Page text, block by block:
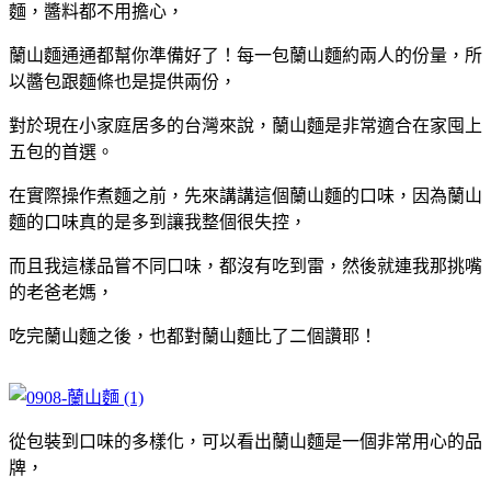
麵，醬料都不用擔心，
蘭山麵通通都幫你準備好了！每一包蘭山麵約兩人的份量，所
以醬包跟麵條也是提供兩份，
對於現在小家庭居多的台灣來說，蘭山麵是非常適合在家囤上
五包的首選。
在實際操作煮麵之前，先來講講這個蘭山麵的口味，因為蘭山
麵的口味真的是多到讓我整個很失控，
而且我這樣品嘗不同口味，都沒有吃到雷，然後就連我那挑嘴
的老爸老媽，
吃完蘭山麵之後，也都對蘭山麵比了二個讚耶！
從包裝到口味的多樣化，可以看出蘭山麵是一個非常用心的品
牌，